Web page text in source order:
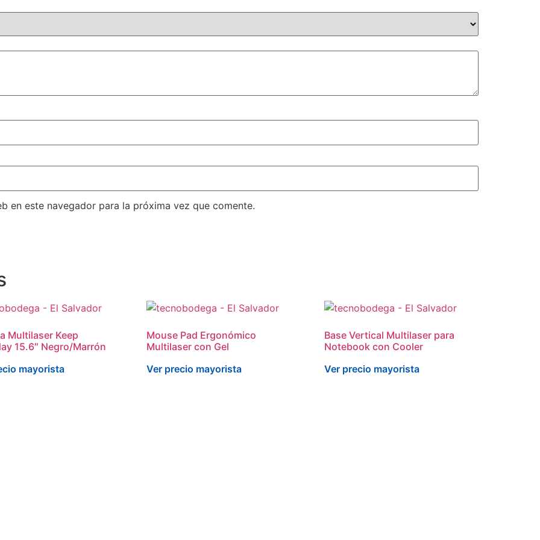
en este navegador para la próxima vez que comente.
Multilaser Keep
15.6″ Negro/Marrón
mayorista
Mouse Pad Ergonómico
Multilaser con Gel
Ver precio mayorista
Base Vertical Multilaser para
Notebook con Cooler
Ver precio mayorista